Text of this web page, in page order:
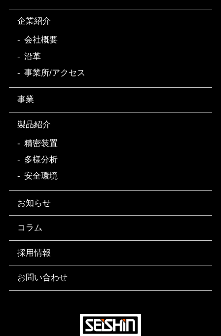
企業紹介
会社概要
沿革
事業所/アクセス
事業
製品紹介
精密装置
多様分析
安全環境
お知らせ
コラム
採用情報
お問い合わせ